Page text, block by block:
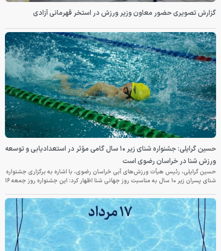
گزارش تصویری حضور معاون وزیر ورزش در استخر قهرمانی آزادی
حسین گرایلی: جشنواره شنای زیر ۱۰ سال گامی مؤثر در استعدادیابی و توسعه
ورزش شنا در خراسان رضوی است
حسین گرایلی، رئیس هیأت ورزش‌های آبی خراسان رضوی، با اشاره به برگزاری جشنواره
شنای پسران زیر ۱۰ سال به مناسبت روز جهانی شنا اظهار کرد: این جشنواره روز جمعه‌ ۱۶